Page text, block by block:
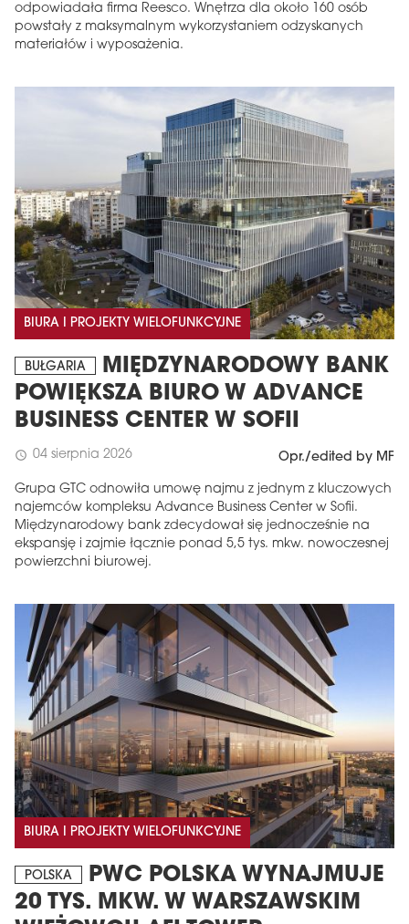
odpowiadała firma Reesco. Wnętrza dla około 160 osób
powstały z maksymalnym wykorzystaniem odzyskanych
materiałów i wyposażenia.
BIURA I PROJEKTY WIELOFUNKCYJNE
BUŁGARIA
MIĘDZYNARODOWY BANK
POWIĘKSZA BIURO W ADVANCE
BUSINESS CENTER W SOFII
schedule 04 sierpnia 2026 Opr./edited by MF
Grupa GTC odnowiła umowę najmu z jednym z kluczowych
najemców kompleksu Advance Business Center w Sofii.
Międzynarodowy bank zdecydował się jednocześnie na
ekspansję i zajmie łącznie ponad 5,5 tys. mkw. nowoczesnej
powierzchni biurowej.
BIURA I PROJEKTY WIELOFUNKCYJNE
POLSKA
PWC POLSKA WYNAJMUJE
20 TYS. MKW. W WARSZAWSKIM